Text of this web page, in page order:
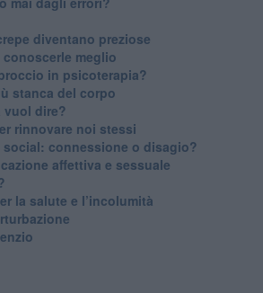
diventano preziose
meglio
in psicoterapia?
stanca del corpo
vuol dire?
rinnovare noi stessi
connessione o disagio?
affettiva e sessuale
la salute e l’incolumità